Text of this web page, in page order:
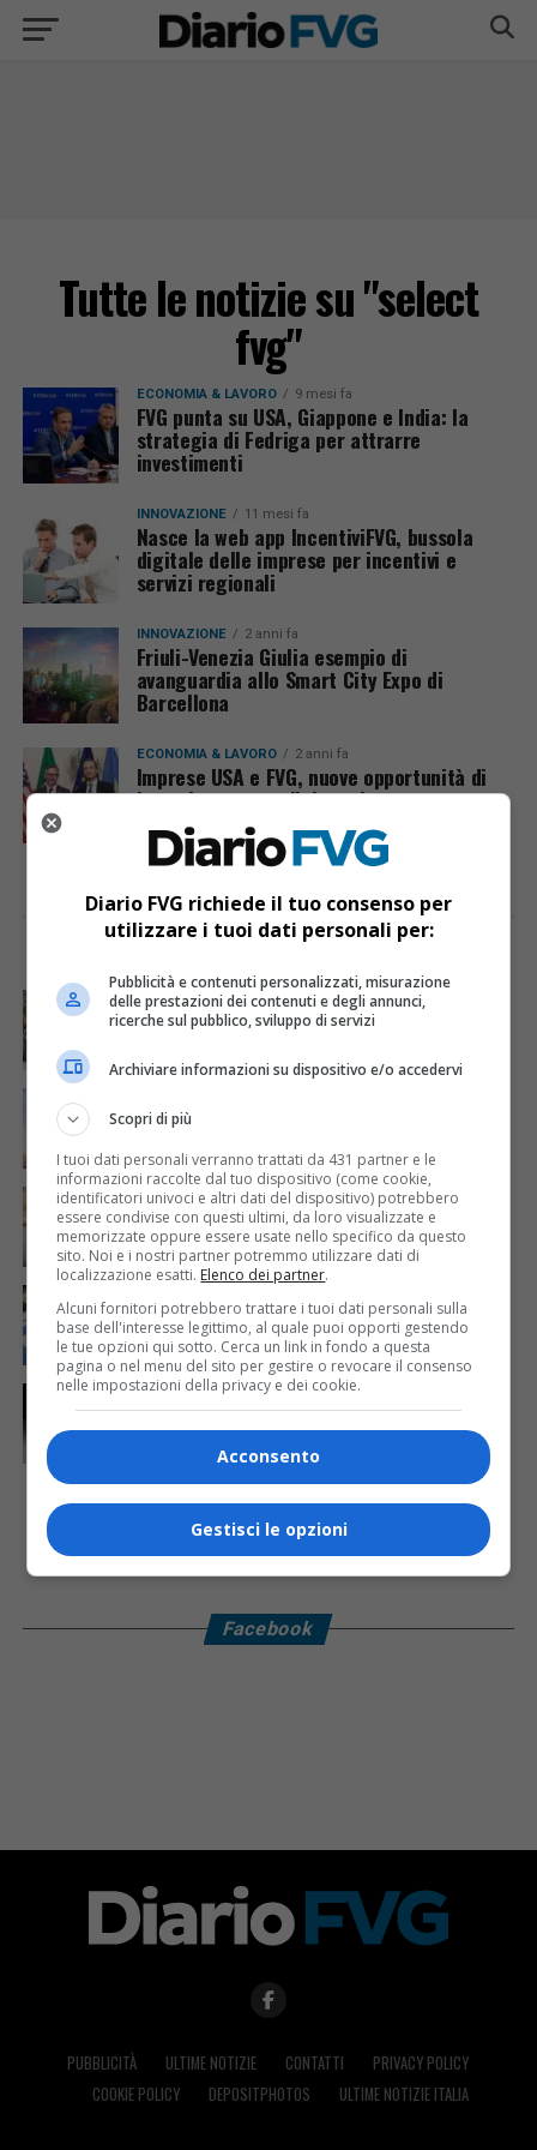
Tutte le notizie su "select
fvg"
ECONOMIA & LAVORO 9 mesi fa
FVG punta su USA, Giappone e India: la
strategia di Fedriga per attrarre
investimenti
INNOVAZIONE 11 mesi fa
Nasce la web app IncentiviFVG, bussola
digitale delle imprese per incentivi e
servizi regionali
INNOVAZIONE 2 anni fa
Friuli-Venezia Giulia esempio di
avanguardia allo Smart City Expo di
Barcellona
ECONOMIA & LAVORO 2 anni fa
Imprese USA e FVG, nuove opportunità di
investimento e collaborazione
CRONACA & ATTUALITÀ 5 giorni fa
Acqua da usare con cautela nell’Udinese: ecco tutte
Bollette più leggere nei condomini, nuovo bando FVG
CRONACA & ATTUALITÀ 6 giorni fa
Mattia Ranghetti muore a 29 anni dopo la
folgorazione alle Ferriere Nord di Osoppo
Arrivano 142 nuovi poliziotti in Friuli-Venezia Giulia:
61 saranno assegnati a Trieste
CRONACA & ATTUALITÀ 2 giorni fa
Due terremoti in poche ore scuotono la Croazia: la
scossa più forte sul Quarnero
Facebook
PUBBLICITÀ ULTIME NOTIZIE CONTATTI
PRIVACY POLICY
COOKIE POLICY
DEPOSITPHOTOS ULTIME NOTIZIE ITALIA
Diario FVG richiede il tuo consenso per
utilizzare i tuoi dati personali per:
Pubblicità e contenuti personalizzati, misurazione
delle prestazioni dei contenuti e degli annunci,
ricerche sul pubblico, sviluppo di servizi
Archiviare informazioni su dispositivo e/o accedervi
Scopri di più
I tuoi dati personali verranno trattati da 431 partner e le
informazioni raccolte dal tuo dispositivo (come cookie,
identificatori univoci e altri dati del dispositivo) potrebbero
essere condivise con questi ultimi, da loro visualizzate e
memorizzate oppure essere usate nello specifico da questo
sito. Noi e i nostri partner potremmo utilizzare dati di
localizzazione esatti. Elenco dei partner.
Alcuni fornitori potrebbero trattare i tuoi dati personali sulla
base dell'interesse legittimo, al quale puoi opporti gestendo
le tue opzioni qui sotto. Cerca un link in fondo a questa
pagina o nel menu del sito per gestire o revocare il consenso
nelle impostazioni della privacy e dei cookie.
Acconsento
Gestisci le opzioni